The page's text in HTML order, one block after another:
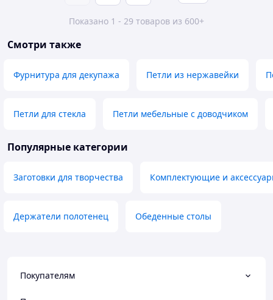
Показано 1 - 29 товаров из 600+
Смотри также
Фурнитура для декупажа Петли из нержавейки
Петли для стекла Петли мебельные с доводчиком
Популярные категории
Заготовки для творчества Комплектующие и
Держатели полотенец Обеденные столы
Покупателям